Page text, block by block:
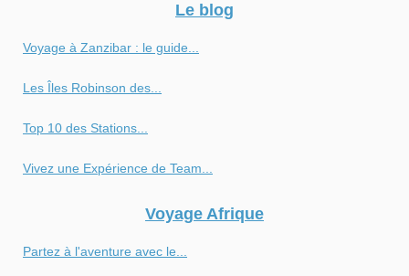
Le blog
Voyage à Zanzibar : le guide...
Les Îles Robinson des...
Top 10 des Stations...
Vivez une Expérience de Team...
Voyage Afrique
Partez à l'aventure avec le...